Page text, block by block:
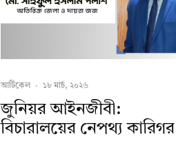
আর্টিকেল · ১৮ মার্চ, ২০২৬
জুনিয়র আইনজীবী:
বিচারালয়ের নেপথ্য কারিগর